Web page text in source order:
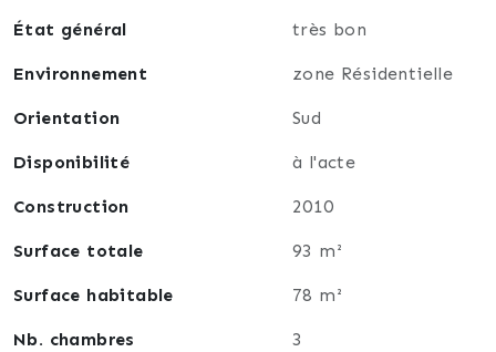
N'hésitez pas, contactez moi. 06.60.75.18.05
État général très bon
Environnement zone Résidentielle
Orientation Sud
Disponibilité à l'acte
Construction 2010
Surface totale 93 m²
Surface habitable 78 m²
Nb. chambres 3